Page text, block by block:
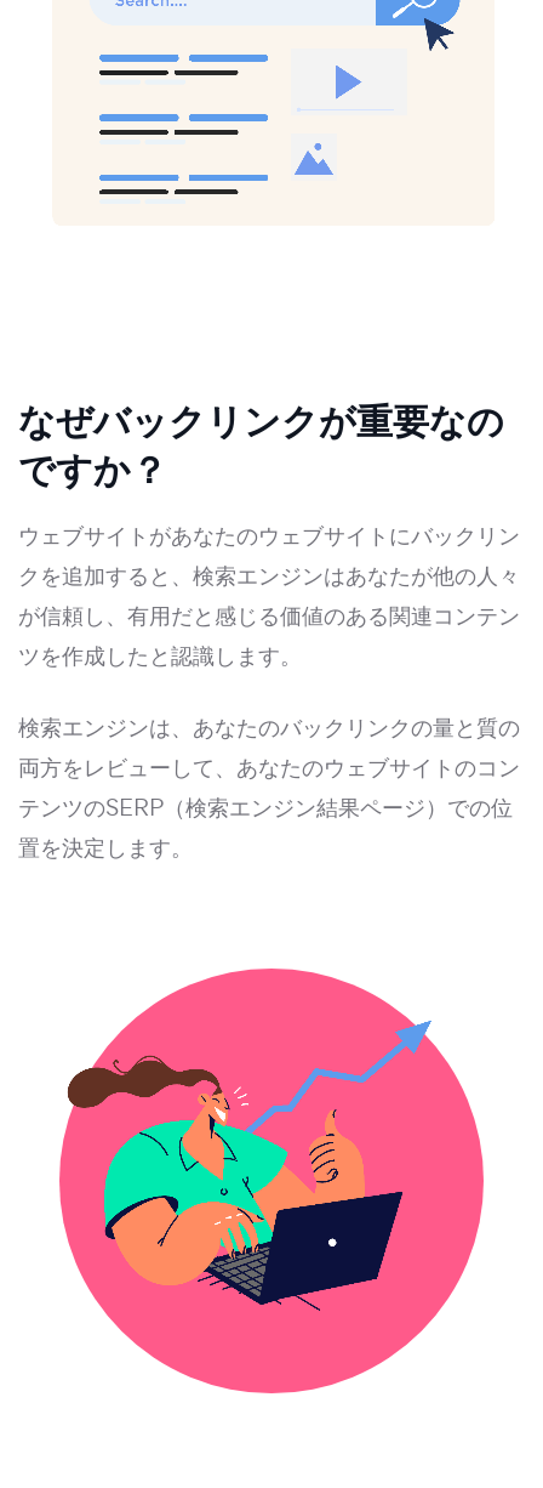
なぜバックリンクが重要なの
ですか？
ウェブサイトがあなたのウェブサイトにバックリン
クを追加すると、検索エンジンはあなたが他の人々
が信頼し、有用だと感じる価値のある関連コンテン
ツを作成したと認識します。
検索エンジンは、あなたのバックリンクの量と質の
両方をレビューして、あなたのウェブサイトのコン
テンツのSERP（検索エンジン結果ページ）での位
置を決定します。